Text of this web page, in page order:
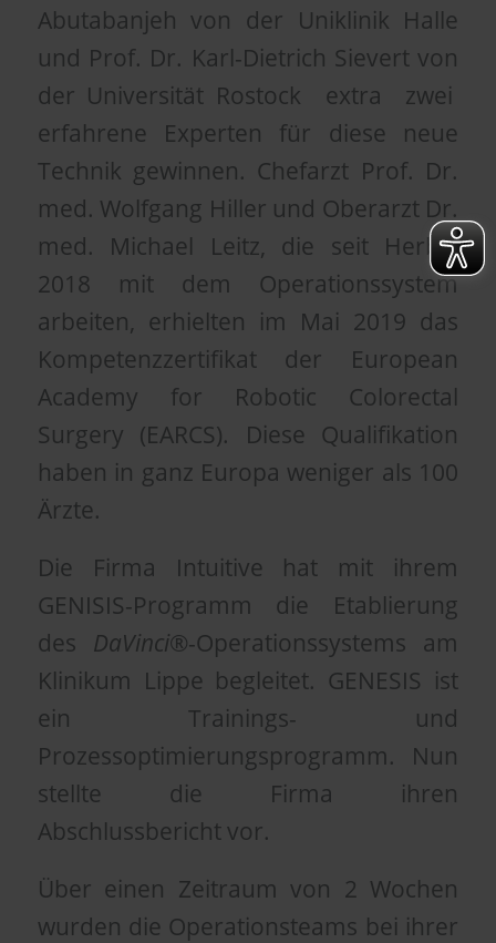
Abutabanjeh von der Uniklinik Halle
und Prof. Dr. Karl-Dietrich Sievert von
der Universität Rostock extra zwei
erfahrene Experten für diese neue
Technik gewinnen. Chefarzt Prof. Dr.
med. Wolfgang Hiller und Oberarzt Dr.
med. Michael Leitz, die seit Herbst
2018 mit dem Operationssystem
arbeiten, erhielten im Mai 2019 das
Kompetenzzertifikat der European
Academy for Robotic Colorectal
Surgery (EARCS). Diese Qualifikation
haben in ganz Europa weniger als 100
Ärzte.
Die Firma Intuitive hat mit ihrem
GENISIS-Programm die Etablierung
des DaVinci®-Operationssystems am
Klinikum Lippe begleitet. GENESIS ist
ein Trainings- und
Prozessoptimierungsprogramm. Nun
stellte die Firma ihren
Abschlussbericht vor.
Über einen Zeitraum von 2 Wochen
wurden die Operationsteams bei ihrer